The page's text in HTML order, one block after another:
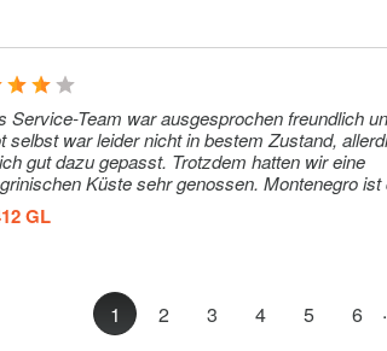
Extra 35€ (pro Tag)
315–315€
Service-Team war ausgesprochen freundlich
war leider nicht in bestem Zustand,
gut dazu gepasst. Trotzdem hatten wir eine
Küste sehr genossen. Montenegro
und eine ganz besondere Atmosphäre!
GL
1 2 3 4 5 6